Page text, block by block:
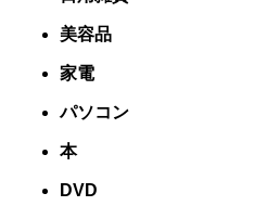
美容品
家電
パソコン
本
DVD